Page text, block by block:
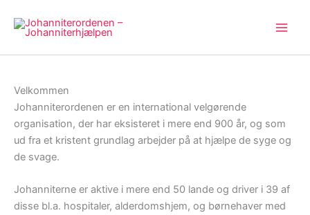
indholdet
Velkommen
Johanniterordenen er en international velgørende
organisation, der har eksisteret i mere end 900 år, og som
ud fra et kristent grundlag arbejder på at hjælpe de syge og
de svage.
Johanniterne er aktive i mere end 50 lande og driver i 39 af
disse bl.a. hospitaler, alderdomshjem, og børnehaver med